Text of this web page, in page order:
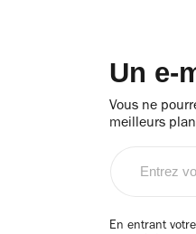
Un e-
Vous ne
meilleurs
email
En entrant